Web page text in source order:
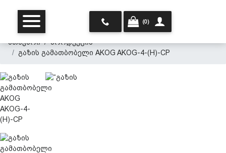
(0)
მთავარი
პროდუქცია
გაზის გამათბობელი AKOG AKOG-4-(H)-CP